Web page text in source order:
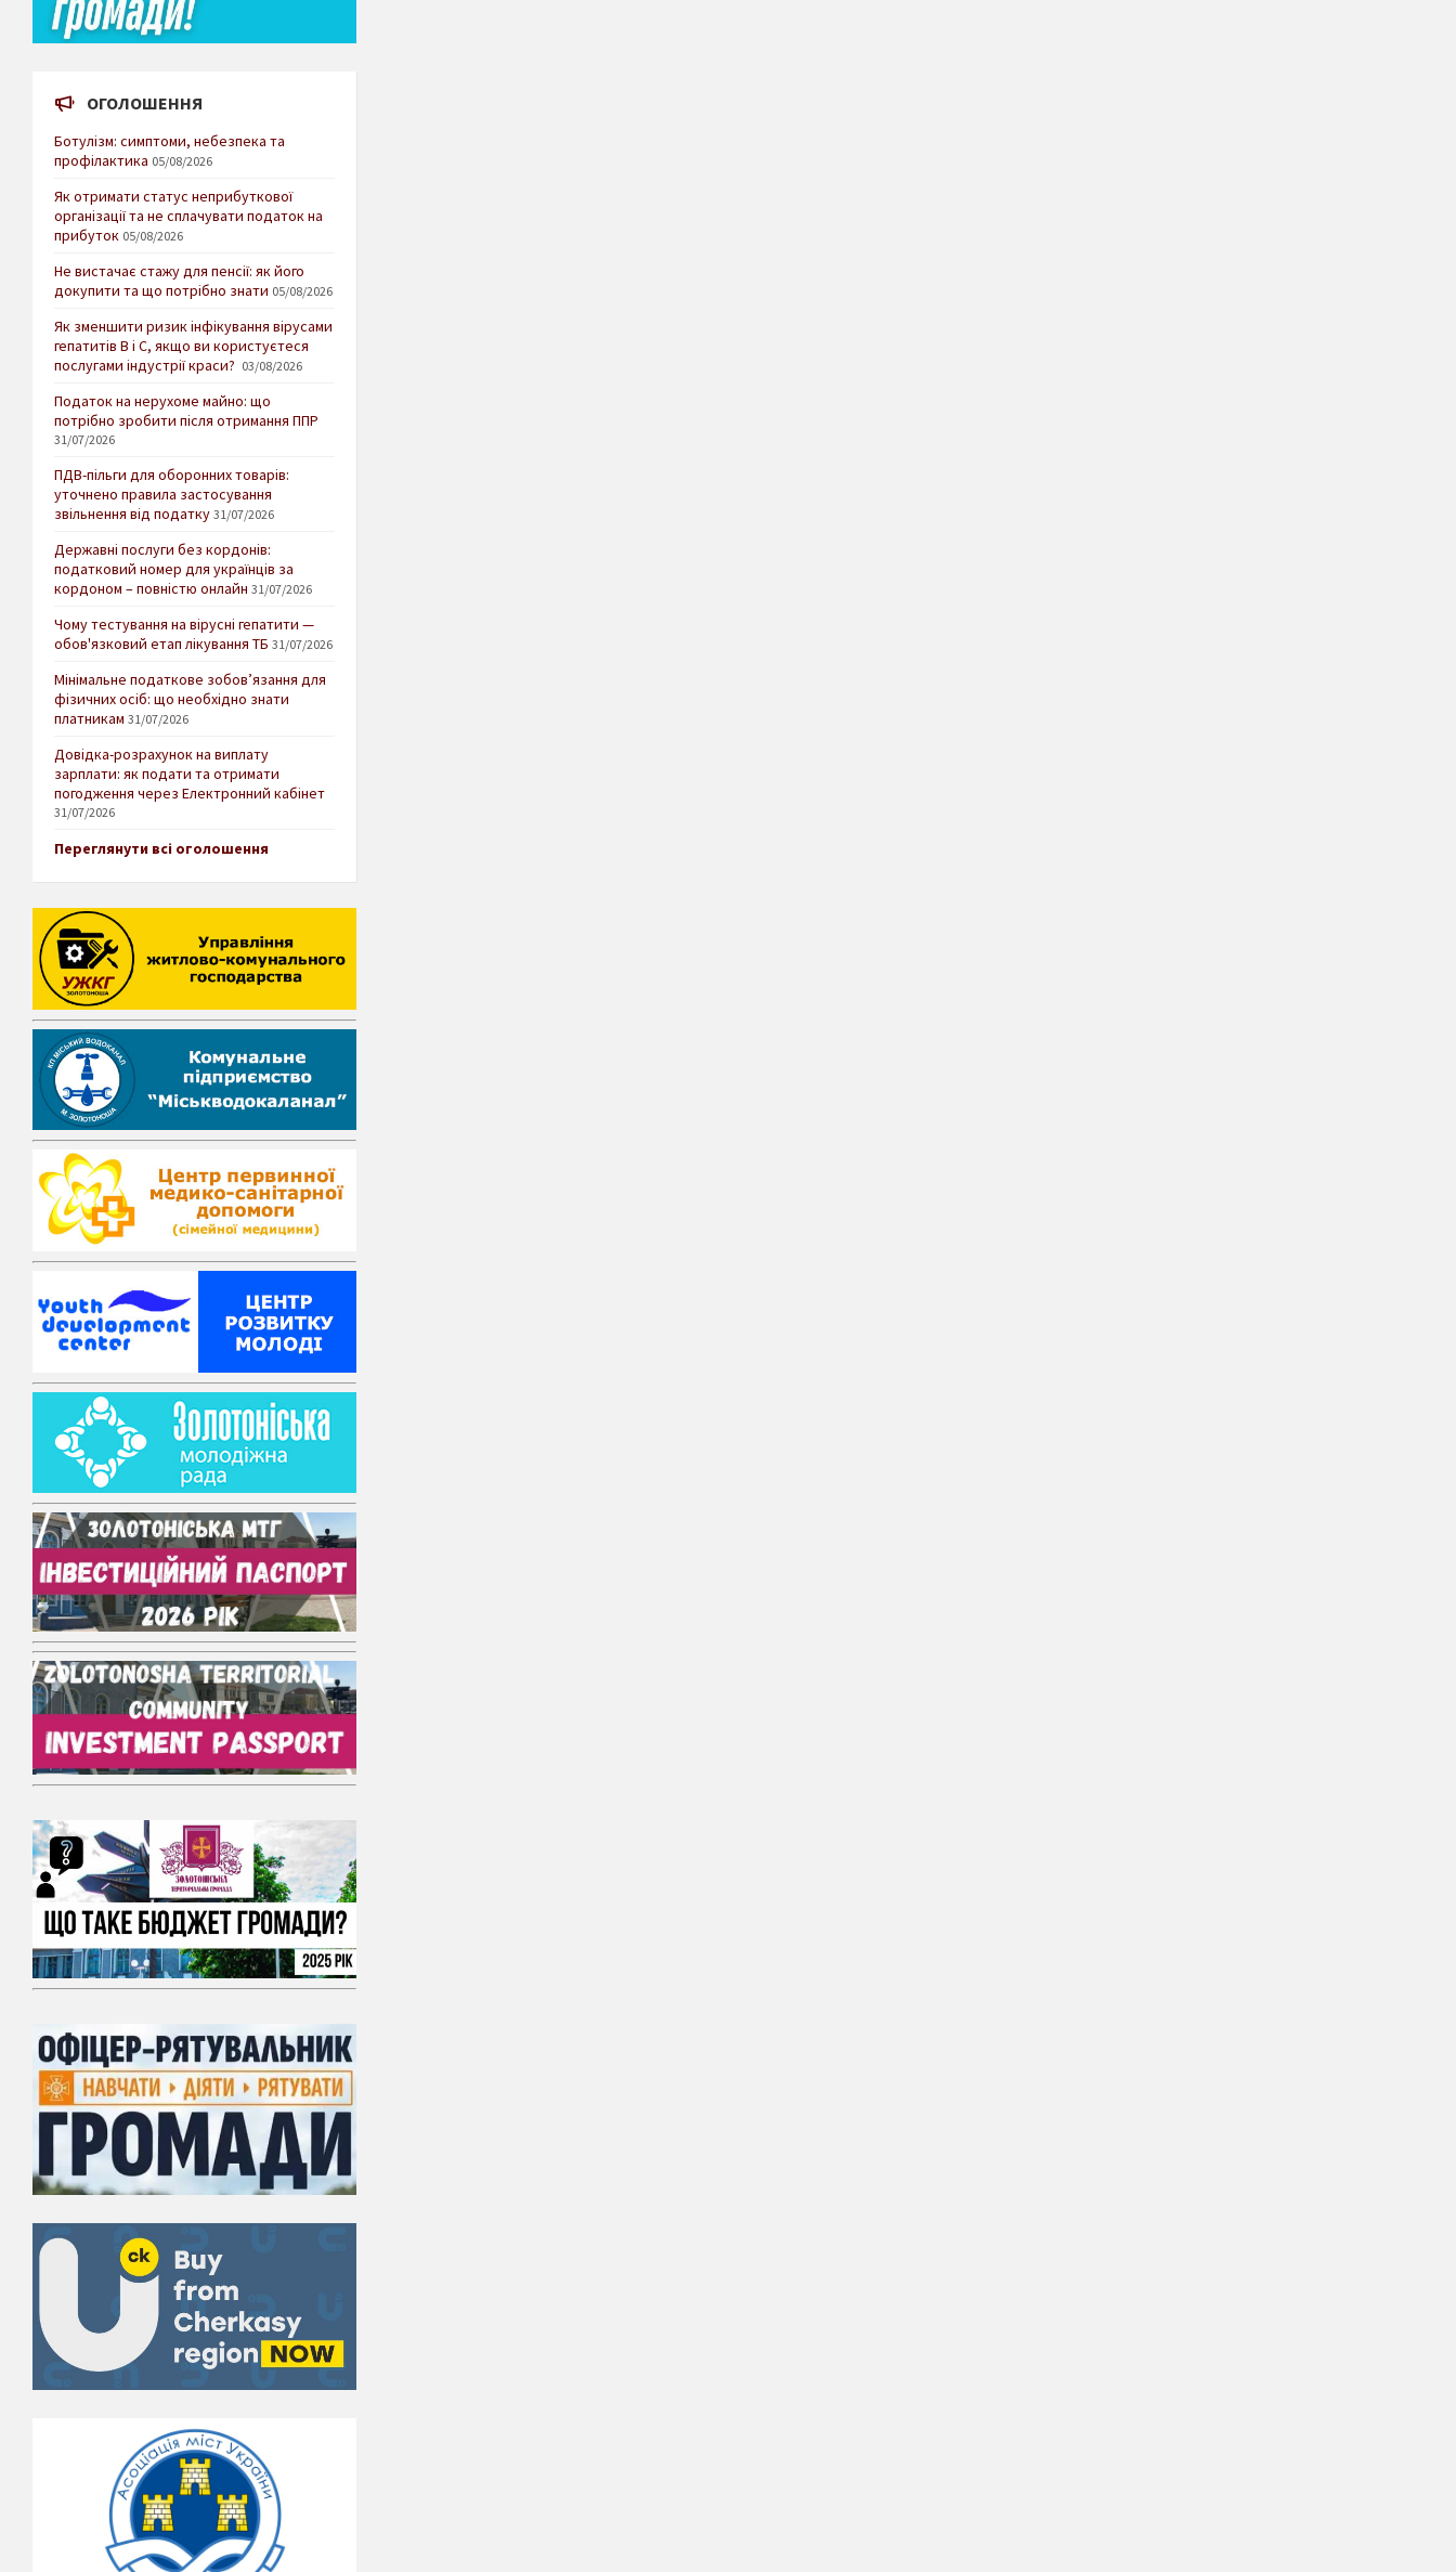
ОГОЛОШЕННЯ
Ботулізм: симптоми, небезпека та
профілактика 05/08/2026
Як отримати статус неприбуткової
організації та не сплачувати податок на
прибуток 05/08/2026
Не вистачає стажу для пенсії: як його
докупити та що потрібно знати 05/08/2026
Як зменшити ризик інфікування вірусами
гепатитів В і С, якщо ви користуєтеся
послугами індустрії краси? 03/08/2026
Податок на нерухоме майно: що
потрібно зробити після отримання ППР
31/07/2026
ПДВ-пільги для оборонних товарів:
уточнено правила застосування
звільнення від податку 31/07/2026
Державні послуги без кордонів:
податковий номер для українців за
кордоном – повністю онлайн 31/07/2026
Чому тестування на вірусні гепатити —
обов'язковий етап лікування ТБ 31/07/2026
Мінімальне податкове зобов’язання для
фізичних осіб: що необхідно знати
платникам 31/07/2026
Довідка-розрахунок на виплату
зарплати: як подати та отримати
погодження через Електронний кабінет
31/07/2026
Переглянути всі оголошення